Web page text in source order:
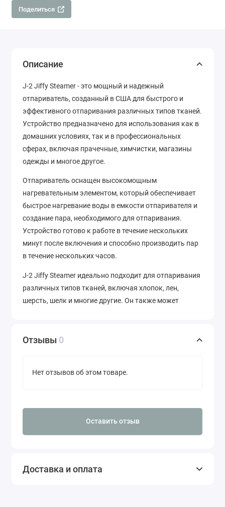
Поделиться
Описание
J-2 Jiffy Steamer - это мощный и надежный
отпариватель, созданный в США для быстрого и
эффективного отпаривания различных типов тканей.
Устройство предназначено для использования как в
домашних условиях, так и в профессиональных
сферах, включая прачечные, химчистки, магазины
одежды и многое другое.
Отпариватель оснащен высокомощным
нагревательным элементом, который обеспечивает
быстрое нагревание воды в емкости отпаривателя и
создание пара, необходимого для отпаривания.
Устройство готово к работе в течение нескольких
минут после включения и способно производить пар
в течение нескольких часов.
J-2 Jiffy Steamer идеально подходит для отпаривания
различных типов тканей, включая хлопок, лен,
шерсть, шелк и многие другие. Он также может
отгладить.
мощность, что позволяет быстро и легко отпаривать
позволяет отпаривателю стоять на любой
поверхности без опасности перевернуться.
может быть использован любым пользователем.
Отзывы 0
Нет отзывов об этом товаре.
Оставить отзыв
Доставка и оплата